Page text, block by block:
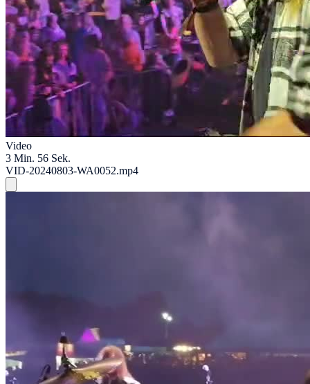
Video
3 Min. 56 Sek.
VID-20240803-WA0052.mp4